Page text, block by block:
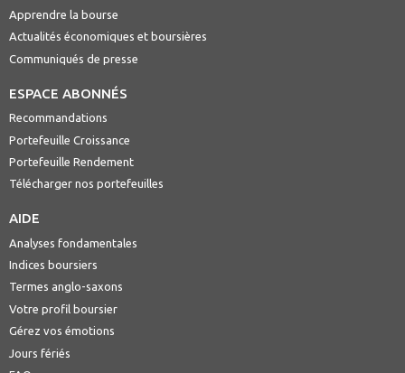
Apprendre la bourse
Actualités économiques et boursières
Communiqués de presse
ESPACE ABONNÉS
Recommandations
Portefeuille Croissance
Portefeuille Rendement
Télécharger nos portefeuilles
AIDE
Analyses fondamentales
Indices boursiers
Termes anglo-saxons
Votre profil boursier
Gérez vos émotions
Jours fériés